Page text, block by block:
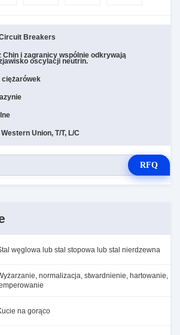
Breakers
Chin i zagranicy wspólnie odkrywają
oscylacji neutrin.
ciężarówek
Western Union, T/T, L/C
RFQ
węglowa lub stal stopowa lub stal nierdzewna
normalizacja, stwardnienie, hartowanie,
na gorąco